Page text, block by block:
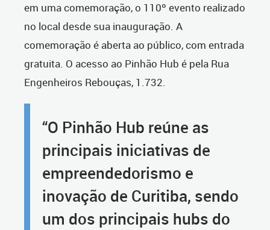
em uma comemoração, o 110º evento realizado
no local desde sua inauguração. A
comemoração é aberta ao público, com entrada
gratuita. O acesso ao Pinhão Hub é pela Rua
Engenheiros Rebouças, 1.732.
“O Pinhão Hub reúne as
principais iniciativas de
empreendedorismo e
inovação de Curitiba, sendo
um dos principais hubs do